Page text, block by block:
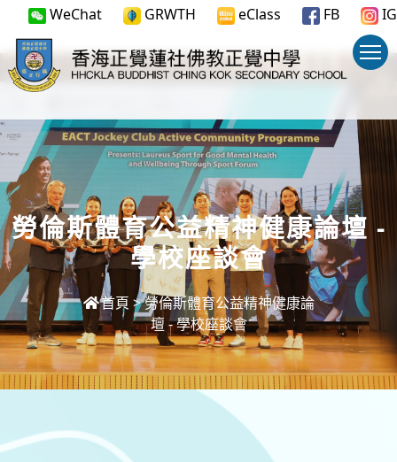
WeChat GRWTH eClass FB IG
勞倫斯體育公益精神健康論壇 -
學校座談會
首頁 >勞倫斯體育公益精神健康論
壇 - 學校座談會